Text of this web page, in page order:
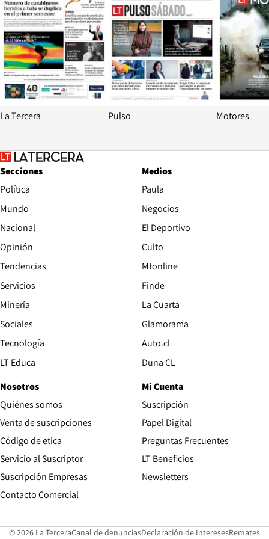
La Tercera Pulso Motores
Secciones
Política
Mundo
Nacional
Opinión
Tendencias
Servicios
Minería
Sociales
Tecnología
LT Educa
Medios
Paula
Negocios
El Deportivo
Culto
Mtonline
Finde
La Cuarta
Glamorama
Auto.clOpens in new window
Duna CLOpens in new window
Nosotros
Quiénes somos
Venta de suscripciones
Código de etica Opens in new window
Servicio al Suscriptor
Suscripción Empresas
Contacto ComercialOpens in new window
Mi Cuenta
Suscripción
Papel DigitalOpens in new
Preguntas Frecuentes
LT Beneficios
Newsletters
© 2026 La TerceraCanal de denunciasOpens in new window
Declaración de InteresesOpens in
Remates